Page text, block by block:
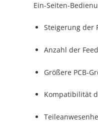
Ein-Seiten-
Steigerung der
Anzahl der
Größere PCB-
Kompatibilität